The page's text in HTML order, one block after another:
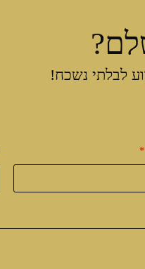
לבלתי נשכח!